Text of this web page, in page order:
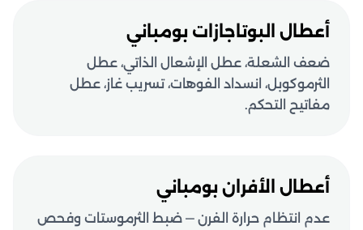
أعطال البوتاجازات بومباني
ضعف الشعلة، عطل الإشعال الذاتي، عطل
الثرموكوبل، انسداد الفوهات، تسريب غاز، عطل
مفاتيح التحكم.
أعطال الأفران بومباني
عدم انتظام حرارة الفرن — ضبط الثرموستات وفحص